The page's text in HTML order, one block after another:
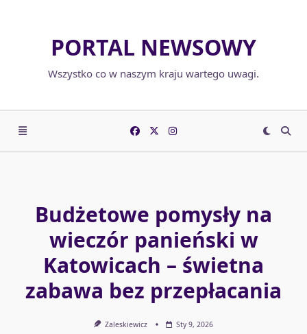
PORTAL NEWSOWY
Wszystko co w naszym kraju wartego uwagi.
Budżetowe pomysły na
wieczór panieński w
Katowicach – świetna
zabawa bez przepłacania
Zaleskiewicz Sty 9, 2026